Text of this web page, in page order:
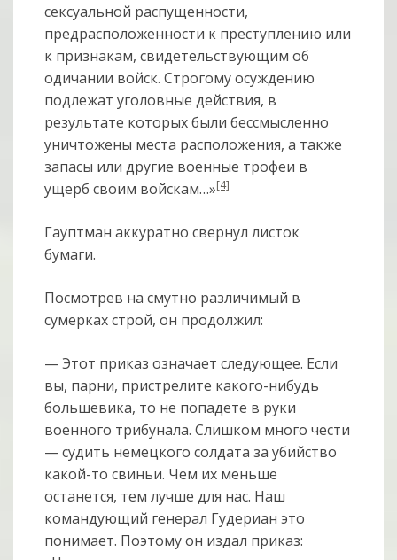
сексуальной распущенности,
предрасположенности к преступлению или
к признакам, свидетельствующим об
одичании войск. Строгому осуждению
подлежат уголовные действия, в
результате которых были бессмысленно
уничтожены места расположения, а также
запасы или другие военные трофеи в
ущерб своим войскам…»[4]
Гауптман аккуратно свернул листок
бумаги.
Посмотрев на смутно различимый в
сумерках строй, он продолжил:
— Этот приказ означает следующее. Если
вы, парни, пристрелите какого-нибудь
большевика, то не попадете в руки
военного трибунала. Слишком много чести
— судить немецкого солдата за убийство
какой-то свиньи. Чем их меньше
останется, тем лучше для нас. Наш
командующий генерал Гудериан это
понимает. Поэтому он издал приказ: